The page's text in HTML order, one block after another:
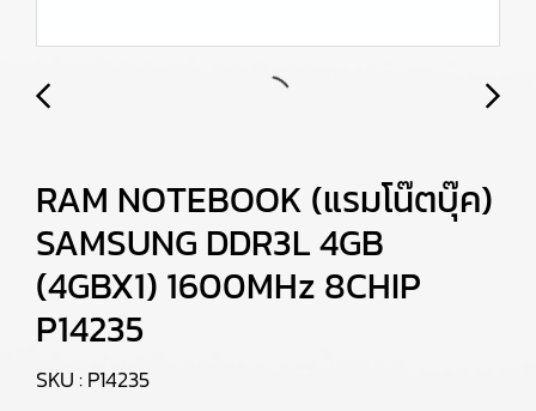
RAM NOTEBOOK (แรมโน๊ตบุ๊ค)
SAMSUNG DDR3L 4GB
(4GBX1) 1600MHz 8CHIP
P14235
SKU : P14235